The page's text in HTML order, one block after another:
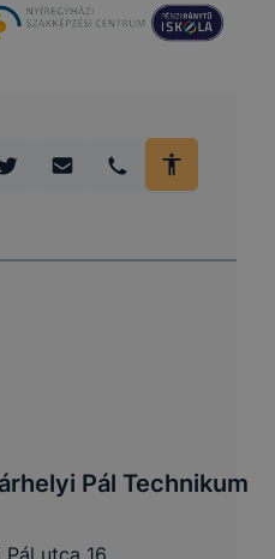
Pál Technikum
utca 16.